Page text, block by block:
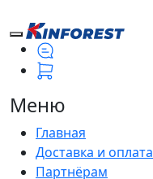
Меню
Главная
Доставка и оплата
Партнёрам